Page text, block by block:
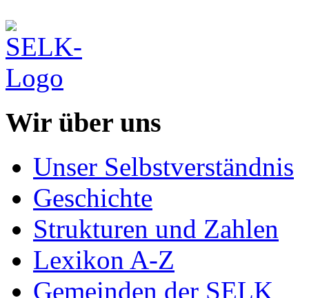
Wir über uns
Unser Selbstverständnis
Geschichte
Strukturen und Zahlen
Lexikon A-Z
Gemeinden der SELK